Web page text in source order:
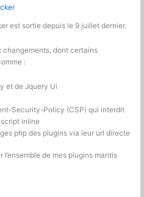
est sortie depuis le 9 juillet dernier.
changements, dont certains
:
et de Jquery Ui
Security-Policy (CSP) qui interdit
inline
php des plugins via leur url directe
l’ensemble de mes plugins mantis